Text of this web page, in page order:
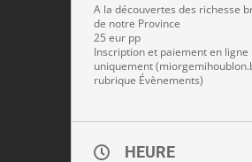
A la découvertes des richesse
de notre Province
25 eur pp
Inscription et paiement en ligne
uniquement
rubrique Évènements)
HEURE